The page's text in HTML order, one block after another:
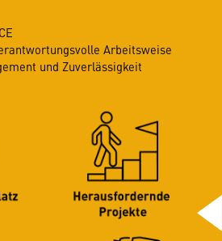
Arbeitsweise
und Zuverlässigkeit